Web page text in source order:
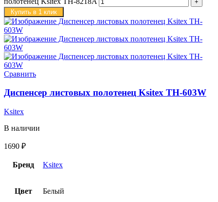
Купить в 1 клик
Сравнить
Диспенсер листовых полотенец Ksitex TH-603W
Ksitex
В наличии
1690 ₽
Бренд Ksitex
Цвет Белый